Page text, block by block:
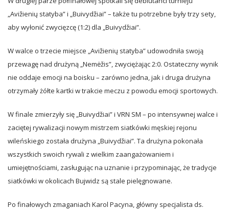
„Avižienių statyba” i „Buivydžiai” – także tu potrzebne były trzy sety,
aby wyłonić zwycięzcę (1:2) dla „Buivydžiai”.
W walce o trzecie miejsce „Avižienių statyba” udowodniła swoją
przewagę nad drużyną „Nemėžis”, zwyciężając 2:0. Ostateczny wynik
nie oddaje emocji na boisku – zarówno jedna, jak i druga drużyna
otrzymały żółte kartki w trakcie meczu z powodu emocji sportowych.
W finale zmierzyły się „Buivydžiai” i VRN SM – po intensywnej walce i
zaciętej rywalizacji nowym mistrzem siatkówki męskiej rejonu
wileńskiego została drużyna „Buivydžiai”. Ta drużyna pokonała
wszystkich swoich rywali z wielkim zaangażowaniem i
umiejętnościami, zasługując na uznanie i przypominając, że tradycje
siatkówki w okolicach Bujwidz są stale pielęgnowane.
Po finałowych zmaganiach Karol Pacyna, główny specjalista ds.